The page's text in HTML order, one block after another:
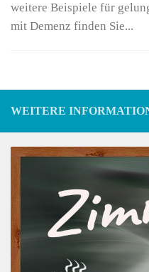
weitere Beispiele für
mit Demenz finden Sie...
WEITERE